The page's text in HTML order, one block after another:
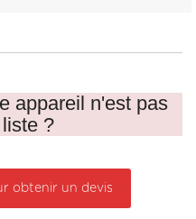
appareil n'est pas
?
obtenir un devis